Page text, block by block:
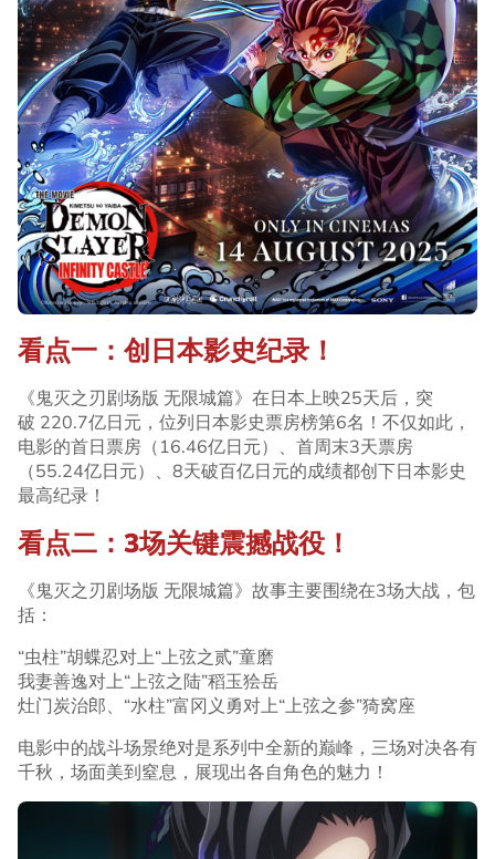
看点一：创日本影史纪录！
《鬼灭之刃剧场版 无限城篇》在日本上映25天后，突
破 220.7亿日元，位列日本影史票房榜第6名！不仅如此，
电影的首日票房（16.46亿日元）、首周末3天票房
（55.24亿日元）、8天破百亿日元的成绩都创下日本影史
最高纪录！
看点二：3场关键震撼战役！
《鬼灭之刃剧场版 无限城篇》故事主要围绕在3场大战，包
括：
“虫柱”胡蝶忍对上“上弦之贰”童磨
我妻善逸对上“上弦之陆”稻玉狯岳
灶门炭治郎、“水柱”富冈义勇对上“上弦之参”猗窝座
电影中的战斗场景绝对是系列中全新的巅峰，三场对决各有
千秋，场面美到窒息，展现出各自角色的魅力！